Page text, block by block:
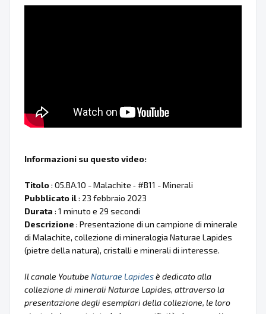
Informazioni su questo video:
Titolo: 05.BA.10 - Malachite ‐ #B11 - Minerali
Pubblicato il: 23 febbraio 2023
Durata : 1 minuto e 29 secondi
Descrizione : Presentazione di un campione di minerale
di Malachite, collezione di mineralogia Naturae Lapides
(pietre della natura), cristalli e minerali di interesse.
Il canale Youtube Naturae Lapidesè dedicato alla
collezione di minerali Naturae Lapides, attraverso la
presentazione degli esemplari della collezione, le loro